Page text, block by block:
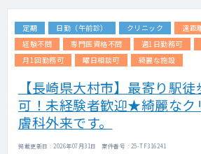
定期 日勤（午前診） クリニック 遠距
経験不問
専門医資格不問 週1日勤務可
月1回勤務可
曜日相談可 綺麗な施設
【長崎県大村市】最寄り駅
可！未経験者歓迎★綺麗なク
膚科外来です。
掲載更新日 : 2026年07月31日 案件番号 : 25-TF316241